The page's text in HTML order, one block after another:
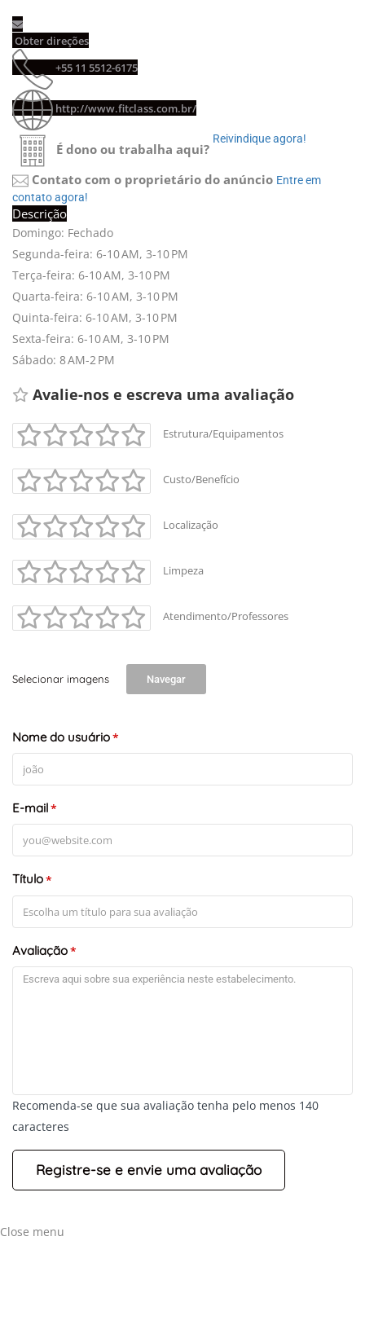
+-
Leaflet
Obter direções
+55 11 5512-6175
http://www.fitclass.com.br/
É dono ou trabalha aqui?
Reivindique agora!
Contato com o proprietário do anúncio Entre em
contato agora!
Descrição
Domingo: Fechado
Segunda-feira: 6-10 AM, 3-10 PM
Terça-feira: 6-10 AM, 3-10 PM
Quarta-feira: 6-10 AM, 3-10 PM
Quinta-feira: 6-10 AM, 3-10 PM
Sexta-feira: 6-10 AM, 3-10 PM
Sábado: 8 AM-2 PM
Avalie-nos e escreva uma avaliação
Estrutura/Equipamentos
Custo/Benefício
Localização
Limpeza
Atendimento/Professores
Selecionar imagens Navegar
Nome do usuário*
E-mail*
Título*
Avaliação*
Recomenda-se que sua avaliação tenha pelo menos 140
caracteres
Close menu